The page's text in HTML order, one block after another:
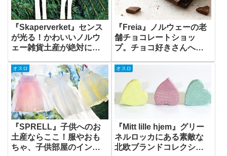
『Skaperverket』センス
が光る！かわいいノルウ
ェー雑貨土産が絶対に見
『Freia』ノルウェーの老
舗チョコレートショッ
プ。チョコ好きさんへの
オスロ
『SPRELL』子供へのお
土産ならここ！服やおも
ちゃ、子供部屋のインテ
オスロ
『Mitt lille hjem』グリー
ネルロッカにある素敵な
北欧ブランドコレクショ